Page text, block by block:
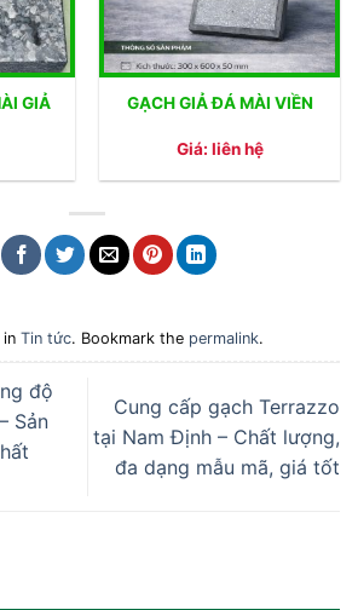
GIẢ
GẠCH GIẢ ĐÁ MÀI VIỀN
Giá: liên hệ
Tin tức. Bookmark the permalink.
độ
Sản
Cung cấp gạch Terrazzo
tại Nam Định – Chất lượng,
đa dạng mẫu mã, giá tốt